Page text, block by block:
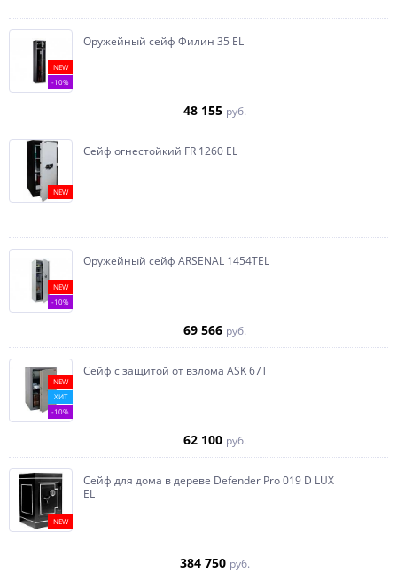
NEW
-10%
Оружейный сейф Филин 35 EL
48 155 руб.
NEW
Сейф огнестойкий FR 1260 EL
NEW
-10%
Оружейный сейф ARSENAL 1454ТEL
69 566 руб.
NEW
ХИТ
-10%
Сейф с защитой от взлома ASK 67T
62 100 руб.
NEW
Сейф для дома в дереве Defender Pro 019 D LUX
EL
384 750 руб.